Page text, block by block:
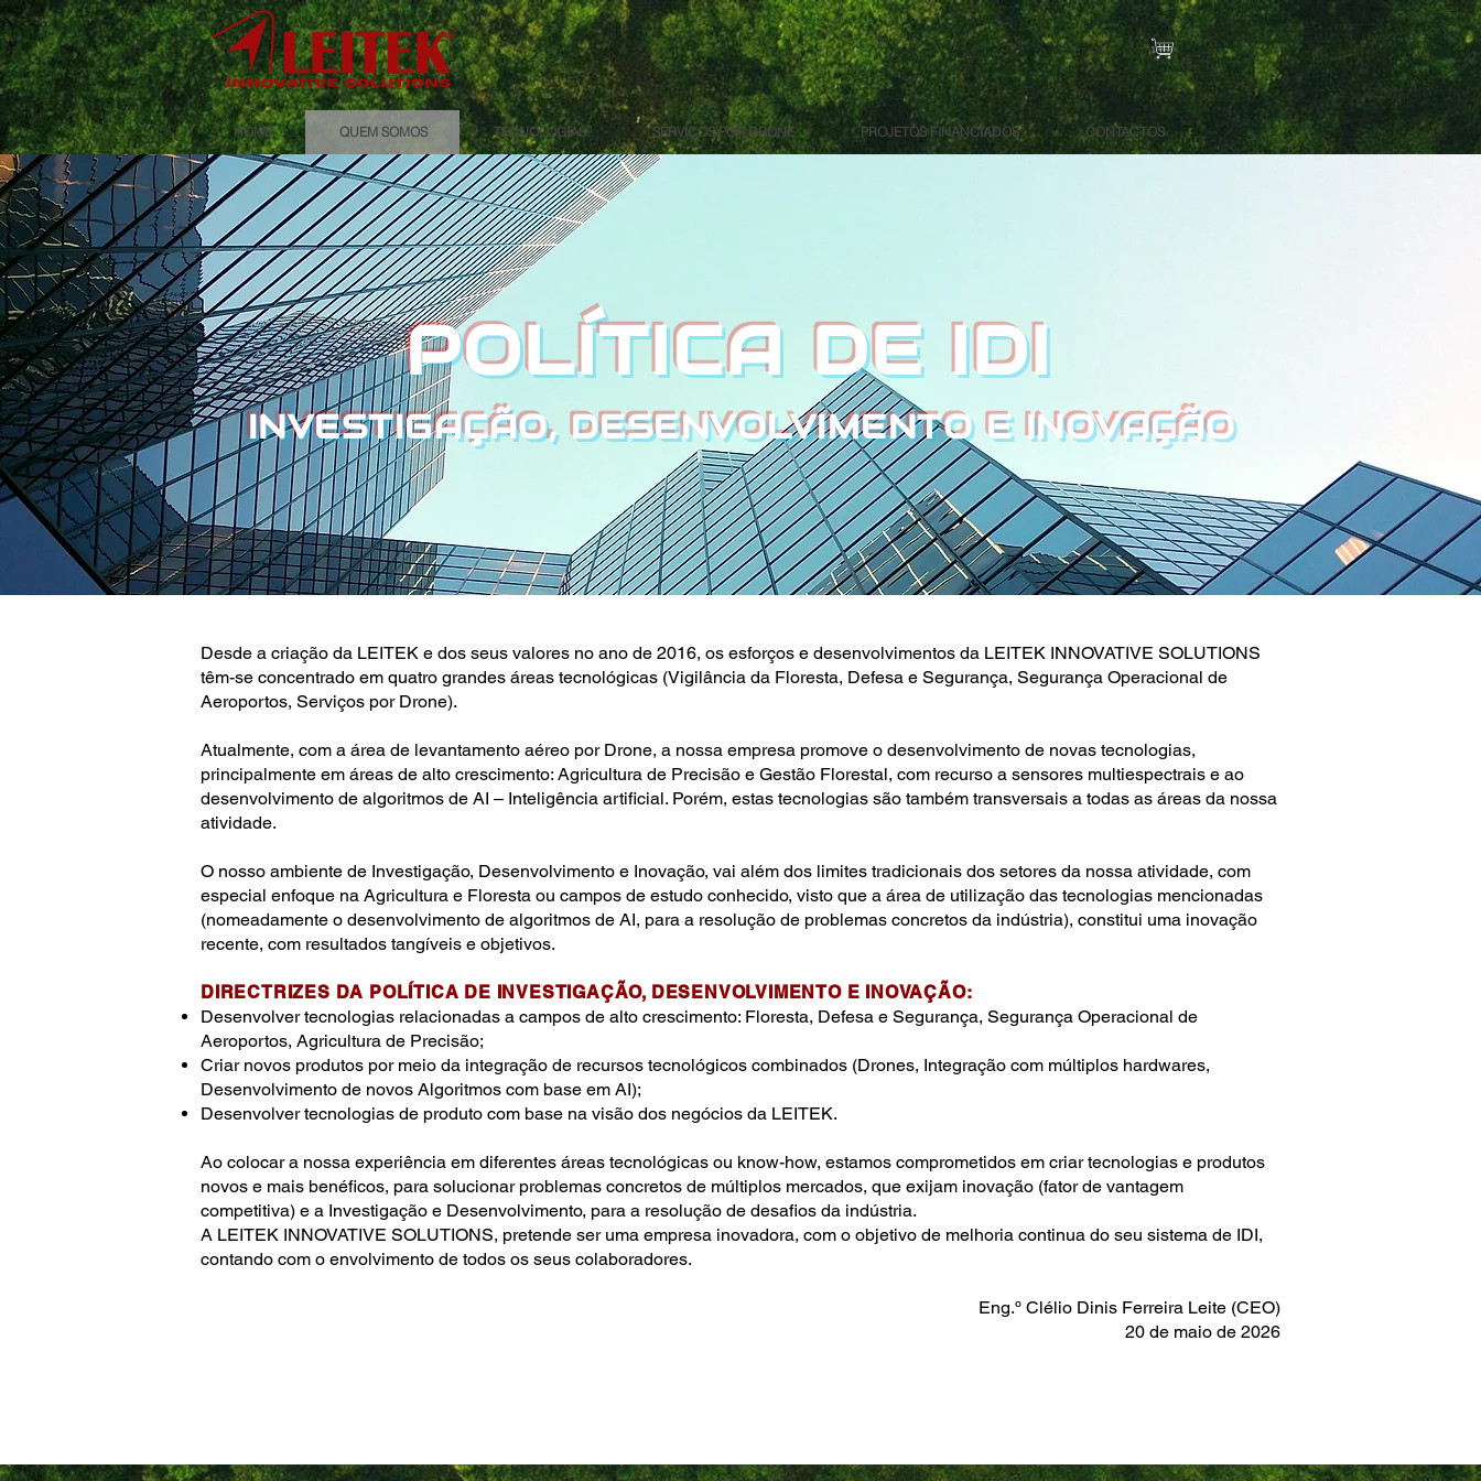
HOME QUEM SOMOS TECNOLOGIAS SERVIÇOS POR DRONE PROJETOS FINANCIADOS CONTACTOS
POLÍTICA DE IDI
INVESTIGAÇÃO, DESENVOLVIMENTO E INOVAÇÃO
Desde a criação da LEITEK e dos seus valores no ano de 2016, os esforços e desenvolvimentos da LEITEK INNOVATIVE SOLUTIONS
têm-se concentrado em quatro grandes áreas tecnológicas (Vigilância da Floresta, Defesa e Segurança, Segurança Operacional de
Aeroportos, Serviços por Drone).
Atualmente, com a área de levantamento aéreo por Drone, a nossa empresa promove o desenvolvimento de novas tecnologias,
principalmente em áreas de alto crescimento: Agricultura de Precisão e Gestão Florestal, com recurso a sensores multiespectrais e ao
desenvolvimento de algoritmos de AI – Inteligência artificial. Porém, estas tecnologias são também transversais a todas as áreas da nossa
atividade.
O nosso ambiente de Investigação, Desenvolvimento e Inovação, vai além dos limites tradicionais dos setores da nossa atividade, com
especial enfoque na Agricultura e Floresta ou campos de estudo conhecido, visto que a área de utilização das tecnologias mencionadas
(nomeadamente o desenvolvimento de algoritmos de AI, para a resolução de problemas concretos da indústria), constitui uma inovação
recente, com resultados tangíveis e objetivos.
DIRECTRIZES DA POLÍTICA DE INVESTIGAÇÃO, DESENVOLVIMENTO E INOVAÇÃO:
Desenvolver tecnologias relacionadas a campos de alto crescimento: Floresta, Defesa e Segurança, Segurança Operacional de
Aeroportos, Agricultura de Precisão;
Criar novos produtos por meio da integração de recursos tecnológicos combinados (Drones, Integração com múltiplos hardwares,
Desenvolvimento de novos Algoritmos com base em AI);
Desenvolver tecnologias de produto com base na visão dos negócios da LEITEK.
Ao colocar a nossa experiência em diferentes áreas tecnológicas ou know-how, estamos comprometidos em criar tecnologias e produtos
novos e mais benéficos, para solucionar problemas concretos de múltiplos mercados, que exijam inovação (fator de vantagem
competitiva) e a Investigação e Desenvolvimento, para a resolução de desafios da indústria.
A LEITEK INNOVATIVE SOLUTIONS, pretende ser uma empresa inovadora, com o objetivo de melhoria continua do seu sistema de IDI,
contando com o envolvimento de todos os seus colaboradores.
Eng.º Clélio Dinis Ferreira Leite (CEO)
20 de maio de 2026